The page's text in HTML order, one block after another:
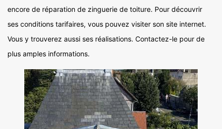
encore de réparation de zinguerie de toiture. Pour découvrir
ses conditions tarifaires, vous pouvez visiter son site internet.
Vous y trouverez aussi ses réalisations. Contactez-le pour de
plus amples informations.